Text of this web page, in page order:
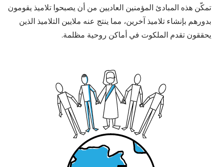
تمكّن هذه المبادئ المؤمنين العاديين من أن يصبحوا تلاميذ يقومون
بدورهم بإنشاء تلاميذ آخرين، مما ينتج عنه ملايين التلاميذ الذين
يحققون تقدم الملكوت في أماكن روحية مظلمة.